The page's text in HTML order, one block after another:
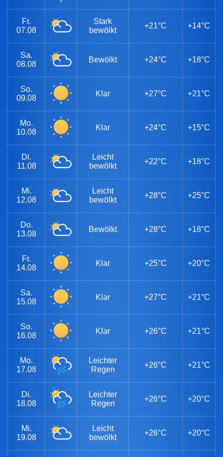
Fr.
07.08
Stark
bewölkt
+21°C +14°C
Sa.
08.08
Bewölkt +24°C +18°C
So.
09.08
Klar +27°C +21°C
Mo.
10.08
Klar +24°C +15°C
Di.
11.08
Leicht
bewölkt
+22°C +18°C
Mi.
12.08
Leicht
bewölkt
+28°C +25°C
Do.
13.08
Bewölkt +28°C +18°C
Fr.
14.08
Klar +25°C +20°C
Sa.
15.08
Klar +27°C +21°C
So.
16.08
Klar +26°C +21°C
Mo.
17.08
Leichter
Regen
+26°C +21°C
Di.
18.08
Leichter
Regen
+26°C +20°C
Mi.
19.08
Leicht
bewölkt
+26°C +20°C